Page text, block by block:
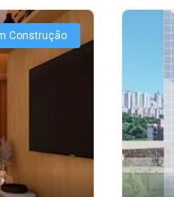
Construção